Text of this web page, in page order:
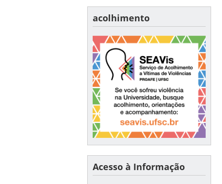
acolhimento
Acesso à Informação